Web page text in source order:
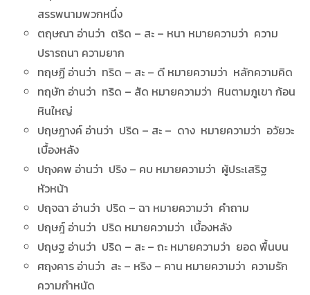
สรรพนามพวกหนึ่ง
ตฤษณา อ่านว่า ตริด – สะ – หนา หมายความว่า ความ
ปรารถนา ความยาก
ทฤษฏี อ่านว่า ทริด – สะ – ดี หมายความว่า หลักความคิด
ทฤษัท อ่านว่า ทริด – สัด หมายความว่า หินตามภูเขา ก้อน
หินใหญ่
ปฤษฎางค์ อ่านว่า ปริด – สะ – ดาง หมายความว่า อวัยวะ
เบื้องหลัง
ปฤงคพ อ่านว่า ปริง – คบ หมายความว่า ผู้ประเสริฐ
หัวหน้า
ปฤจฉา อ่านว่า ปริด – ฉา หมายความว่า คำถาม
ปฤษฎ์ อ่านว่า ปริด หมายความว่า เบื้องหลัง
ปฤษฐ อ่านว่า ปริด – สะ – ถะ หมายความว่า ยอด พื้นบน
ศฤงคาร อ่านว่า สะ – หริง – คาน หมายความว่า ความรัก
ความกำหนัด